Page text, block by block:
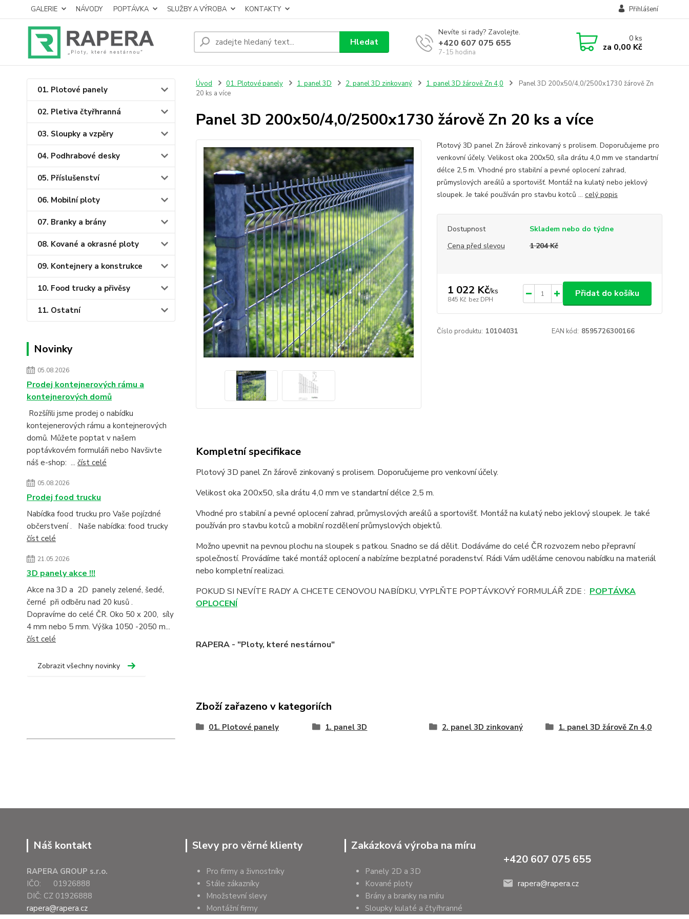
GALERIE NÁVODY POPTÁVKA SLUŽBY A VÝROBA KONTAKTY Přihlášení
Hledat
Nevíte si rady? Zavolejte.
+420 607 075 655
7-15 hodina
0ks
za 0,00 Kč
01. Plotové panely
02. Pletiva čtyřhranná
03. Sloupky a vzpěry
04. Podhrabové desky
05. Příslušenství
06. Mobilní ploty
07. Branky a brány
08. Kované a okrasné ploty
09. Kontejnery a konstrukce
10. Food trucky a přivěsy
11. Ostatní
Novinky
05.08.2026
Prodej kontejnerových rámu a
kontejnerových domů
Rozšířili jsme prodej o nabídku
kontejenerových rámu a kontejnerových
domů. Můžete poptat v našem
poptávkovém formuláři nebo Navšivte
náš e-shop: ... číst celé
05.08.2026
Prodej food trucku
Nabídka food trucku pro Vaše pojízdné
občerstvení . Naše nabídka: food trucky
číst celé
21.05.2026
3D panely akce !!!
Akce na 3D a 2D panely zelené, šedé,
černé při odběru nad 20 kusů .
Dopravíme do celé ČR. Oko 50 x 200, síly
4 mm nebo 5 mm. Výška 1050 -2050 m...
číst celé
Zobrazit všechny novinky
Úvod 01. Plotové panely 1. panel 3D 2. panel 3D zinkovaný 1. panel 3D žárově Zn 4,0
Panel 3D 200x50/4,0/2500x1730 žárově Zn
20 ks a více
Panel 3D 200x50/4,0/2500x1730 žárově Zn 20 ks a více
Plotový 3D panel Zn žárově zinkovaný s prolisem. Doporučujeme pro
venkovní účely. Velikost oka 200x50, síla drátu 4,0 mm ve standartní
délce 2,5 m. Vhodné pro stabilní a pevné oplocení zahrad,
průmyslových areálů a sportovišť. Montáž na kulatý nebo jeklový
sloupek. Je také používán pro stavbu kotců ... celý popis
Dostupnost
Skladem nebo do týdne
Cena před slevou
1 204 Kč
1 022 Kč/ks
845 Kč bez DPH
Přidat do košíku
Číslo produktu: 10104031 EAN kód: 8595726300166
Kompletní specifikace
Plotový 3D panel Zn žárově zinkovaný s prolisem. Doporučujeme pro venkovní účely.
Velikost oka 200x50, síla drátu 4,0 mm ve standartní délce 2,5 m.
Vhodné pro stabilní a pevné oplocení zahrad, průmyslových areálů a sportovišť. Montáž na kulatý nebo jeklový sloupek. Je také
používán pro stavbu kotců a mobilní rozdělení průmyslových objektů.
Možno upevnit na pevnou plochu na sloupek s patkou. Snadno se dá dělit. Dodáváme do celé ČR rozvozem nebo přepravní
společností. Provádíme také montáž oplocení a nabízíme bezplatné poradenství. Rádi Vám uděláme cenovou nabídku na materiál
nebo kompletní realizaci.
POKUD SI NEVÍTE RADY A CHCETE CENOVOU NABÍDKU, VYPLŇTE POPTÁVKOVÝ FORMULÁŘ ZDE : POPTÁVKA
OPLOCENÍ
RAPERA - "Ploty, které nestárnou"
Zboží zařazeno v kategoriích
01. Plotové panely 1. panel 3D 2. panel 3D zinkovaný 1. panel 3D žárově Zn 4,0
Náš kontakt
RAPERA GROUP s.r.o.
IČO: 01926888
DIČ: CZ 01926888
rapera@rapera.cz
Slevy pro věrné klienty
Pro firmy a živnostníky
Stále zákazníky
Množstevní slevy
Montážní firmy
Zakázková výroba na míru
Panely 2D a 3D
Kované ploty
Brány a branky na míru
Sloupky kulaté a čtyřhranné
+420 607 075 655
rapera@rapera.cz